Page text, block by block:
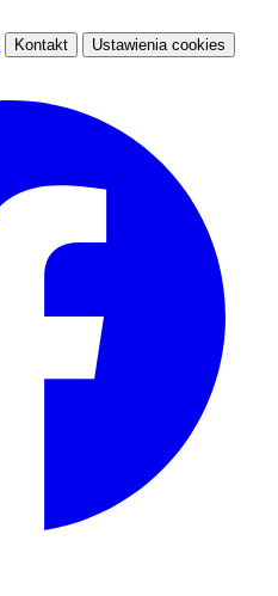
Kontakt Ustawienia cookies